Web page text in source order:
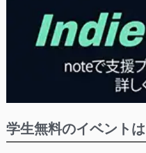
学生無料のイベント